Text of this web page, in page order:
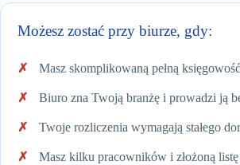
Możesz zostać przy biurze, gdy:
Masz skomplikowaną pełną
Biuro zna Twoją branżę i prowadzi ją
Twoje rozliczenia wymagają stałego
Masz kilku pracowników i złożoną listę